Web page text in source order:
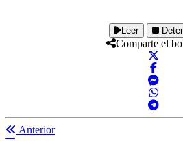
Leer
Comparte el
Anterior